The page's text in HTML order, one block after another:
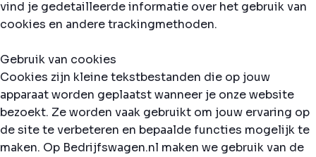
vind je gedetailleerde informatie over het gebruik van
cookies en andere trackingmethoden.
Gebruik van cookies
Cookies zijn kleine tekstbestanden die op jouw
apparaat worden geplaatst wanneer je onze website
bezoekt. Ze worden vaak gebruikt om jouw ervaring op
de site te verbeteren en bepaalde functies mogelijk te
maken. Op Bedrijfswagen.nl maken we gebruik van de